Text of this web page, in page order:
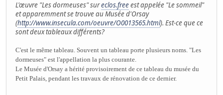
L'œuvre "Les dormeuses" sureclos.freeest appelée "Le sommeil"
et apparemment se trouve au Musée d'Orsay
(http://www.insecula.com/oeuvre/O0013565.html). Est-ce que ce
sont deux tableaux différents?
C'est le même tableau. Souvent un tableau porte plusieurs noms. "Les
dormeuses" est l'appellation la plus courante.
Le Musée d'Orsay a hérité provisoirement de ce tableau du musée du
Petit Palais, pendant les travaux de rénovation de ce dernier.